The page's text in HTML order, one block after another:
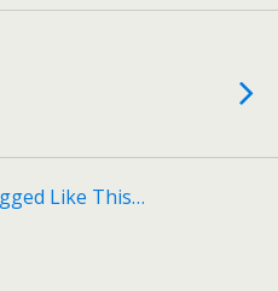
Like This…